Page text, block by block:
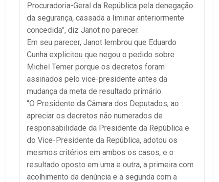
Procuradoria-Geral da República pela denegação
da segurança, cassada a liminar anteriormente
concedida”, diz Janot no parecer.
Em seu parecer, Janot lembrou que Eduardo
Cunha explicitou que negou o pedido sobre
Michel Temer porque os decretos foram
assinados pelo vice-presidente antes da
mudança da meta de resultado primário.
“O Presidente da Câmara dos Deputados, ao
apreciar os decretos não numerados de
responsabilidade da Presidente da República e
do Vice-Presidente da República, adotou os
mesmos critérios em ambos os casos, e o
resultado oposto em uma e outra, a primeira com
acolhimento da denúncia e a segunda com a